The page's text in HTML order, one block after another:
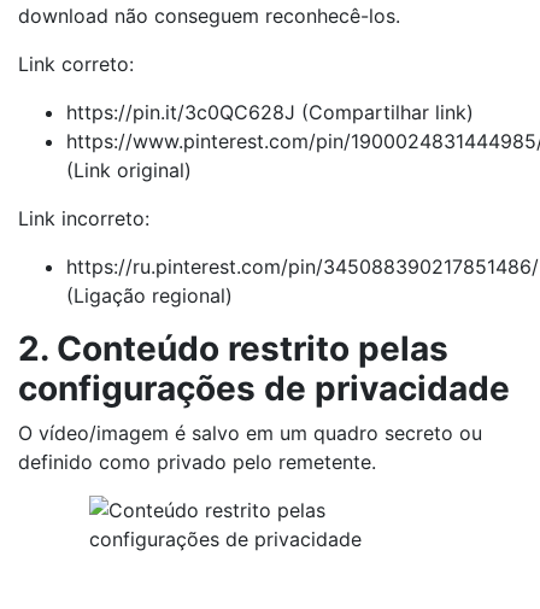
download não conseguem reconhecê-los.
Link correto:
https://pin.it/3c0QC628J (Compartilhar link)
https://www.pinterest.com/pin/
(Link original)
Link incorreto:
https://ru.pinterest.com/pin/345088390217851486/
(Ligação regional)
2. Conteúdo restrito pelas
configurações de privacidade
O vídeo/imagem é salvo em um quadro secreto ou
definido como privado pelo remetente.